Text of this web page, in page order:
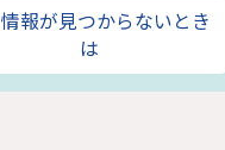
情報が見つからないとき
は